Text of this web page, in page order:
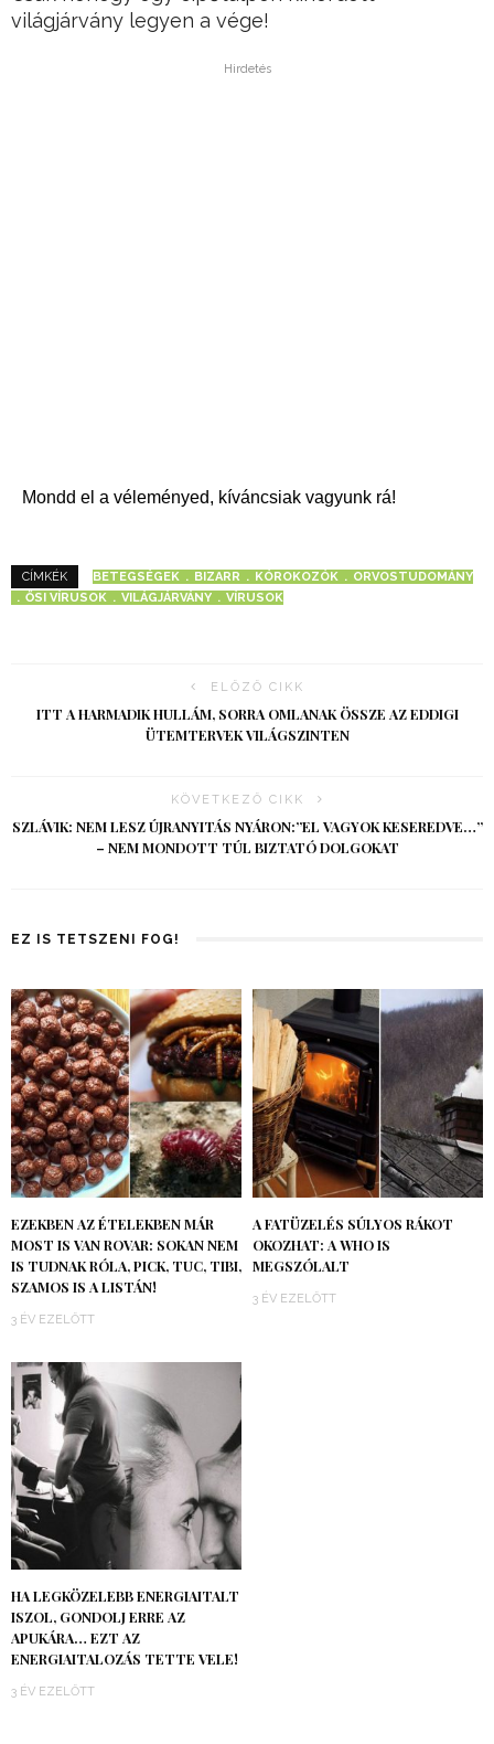
világjárvány legyen a vége!
Hirdetés
Mondd el a véleményed, kíváncsiak vagyunk rá!
CÍMKÉK BETEGSÉGEK BIZARR KÓROKOZÓK
ORVOSTUDOMÁNY
ŐSI VÍRUSOK
VILÁGJÁRVÁNY VÍRUSOK
ELŐZŐ CIKK
ITT A HARMADIK HULLÁM, SORRA OMLANAK ÖSSZE AZ EDDIGI
ÜTEMTERVEK VILÁGSZINTEN
KÖVETKEZŐ CIKK
SZLÁVIK: NEM LESZ ÚJRANYITÁS NYÁRON:”EL VAGYOK KESEREDVE…”
– NEM MONDOTT TÚL BIZTATÓ DOLGOKAT
EZ IS TETSZENI FOG!
EZEKBEN AZ ÉTELEKBEN MÁR
MOST IS VAN ROVAR: SOKAN NEM
IS TUDNAK RÓLA, PICK, TUC, TIBI,
SZAMOS IS A LISTÁN!
3 ÉV EZELŐTT
A FATÜZELÉS SÚLYOS RÁKOT
OKOZHAT: A WHO IS
MEGSZÓLALT
3 ÉV EZELŐTT
HA LEGKÖZELEBB ENERGIAITALT
ISZOL, GONDOLJ ERRE AZ
APUKÁRA… EZT AZ
ENERGIAITALOZÁS TETTE VELE!
3 ÉV EZELŐTT